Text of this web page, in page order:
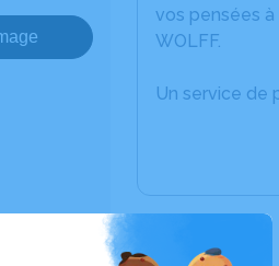
vos pensées
WOLFF.
Un service de